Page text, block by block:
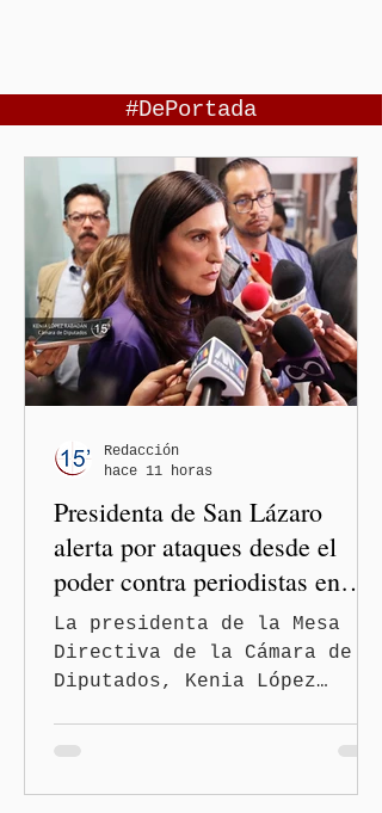
#DePortada
Presidenta de San Lázaro
alerta por ataques desde el
poder contra periodistas en
México
La presidenta de la Mesa
Directiva de la Cámara de
Diputados, Kenia López
normalicen las
Redacción
hace 11 horas